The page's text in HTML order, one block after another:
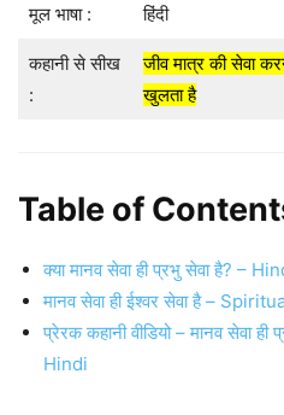
मूल भाषा : हिंदी
कहानी से सीख
:
जीव मात्र की सेवा
खुलता है
Table of
क्या मानव सेवा ही प्रभु सेवा है? –
मानव सेवा ही ईश्वर सेवा है –
प्रेरक कहानी वीडियो – मानव सेवा
Hindi